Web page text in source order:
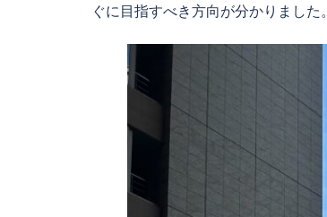
ぐに目指すべき方向が分かりました。